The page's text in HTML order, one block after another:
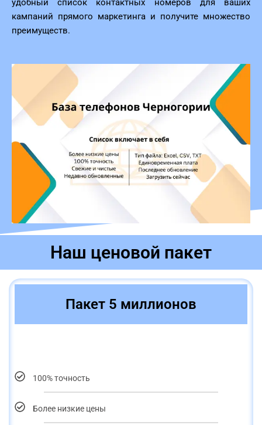
кампаний прямого маркетинга и получите множество
преимуществ.
Наш ценовой пакет
Пакет 5 миллионов
100% точность
Более низкие цены